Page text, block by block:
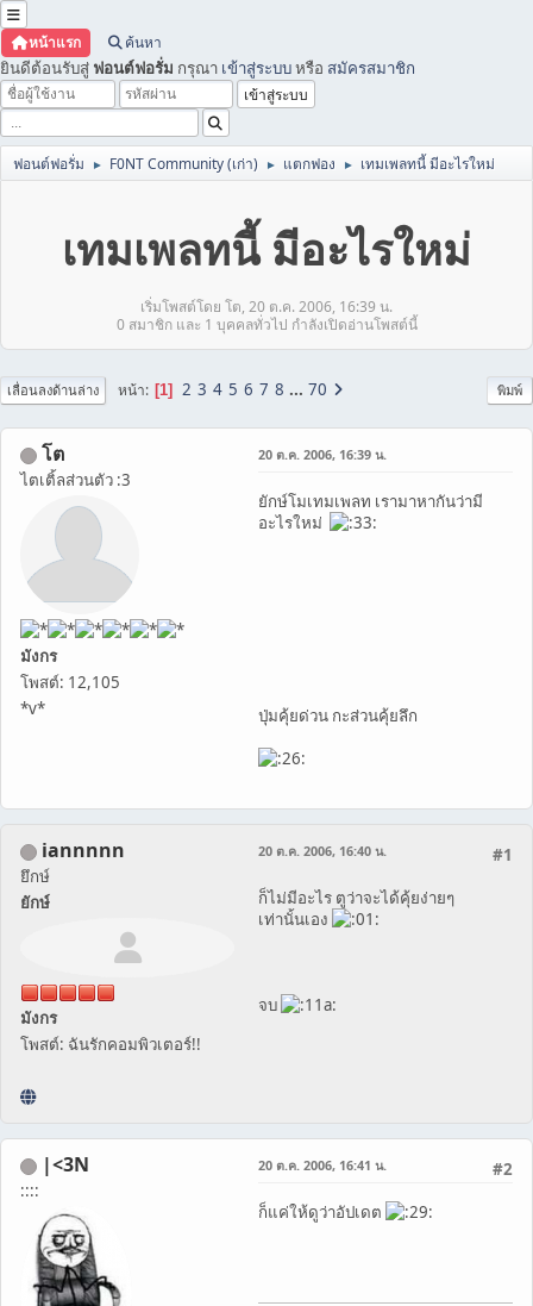
หน้าแรก ค้นหา
ยินดีต้อนรับสู่ ฟอนต์ฟอรั่ม กรุณา เข้าสู่ระบบหรือ สมัครสมาชิก
ฟอนต์ฟอรั่ม ► F0NT Community (เก่า) ► แตกฟอง ► เทมเพลทนี้ มีอะไรใหม่
เทมเพลทนี้ มีอะไรใหม่
เริ่มโพสต์โดย โต, 20 ต.ค. 2006, 16:39 น.
0 สมาชิก และ 1 บุคคลทั่วไป กำลังเปิดอ่านโพสต์นี้
พิมพ์
เลื่อนลงด้านล่าง หน้า 1 2 3 4 5 6 7 8 ... 70
โต
ไตเติ้ลส่วนตัว :3
มังกร
โพสต์: 12,105
*v*
20 ต.ค. 2006, 16:39 น.
ยักษ์โมเทมเพลท เรามาหากันว่ามี
อะไรใหม่
ปุ่มคุ้ยด่วน กะส่วนคุ้ยลึก
iannnnn
ยึกษ์
ยักษ์
มังกร
โพสต์: ฉันรักคอมพิวเตอร์!!
#1
20 ต.ค. 2006, 16:40 น.
ก็ไม่มีอะไร ตูว่าจะได้คุ้ยง่ายๆ
เท่านั้นเอง
จบ
|<3N
::::
#2
20 ต.ค. 2006, 16:41 น.
ก็แค่ให้ดูว่าอัปเดต